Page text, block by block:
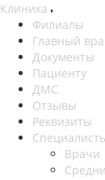
Клиника
Филиалы
Главный
Документы
Пациенту
ДМС
Отзывы
Реквизиты
Врачи